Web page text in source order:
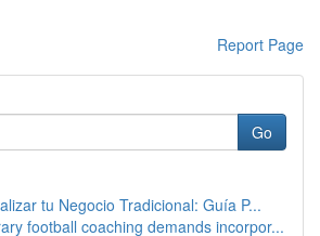
Report Page
Go
tu Negocio Tradicional: Guía P...
football coaching demands incorpor...